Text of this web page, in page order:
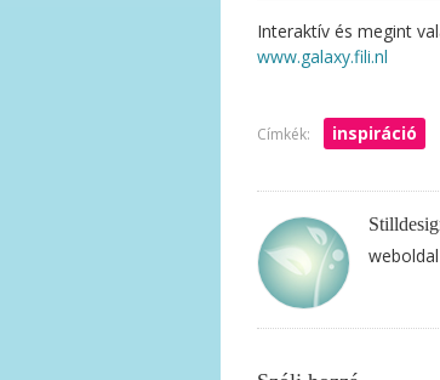
Interaktív és megint
www.galaxy.fili.nl
Címkék: inspiráció